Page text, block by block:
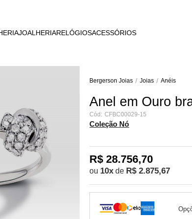
JOALHERIA DEEP BLUE
WILD SPIRIT
MOTHER NATURE
RELÓGIOSACESSÓRIOS
Bergerson Joias Joias Anéis
Anel em Ouro
Cód: CFBC00029-15
Coleção Nó
R$ 28.756,70
ou 10x de R$ 2.875,67